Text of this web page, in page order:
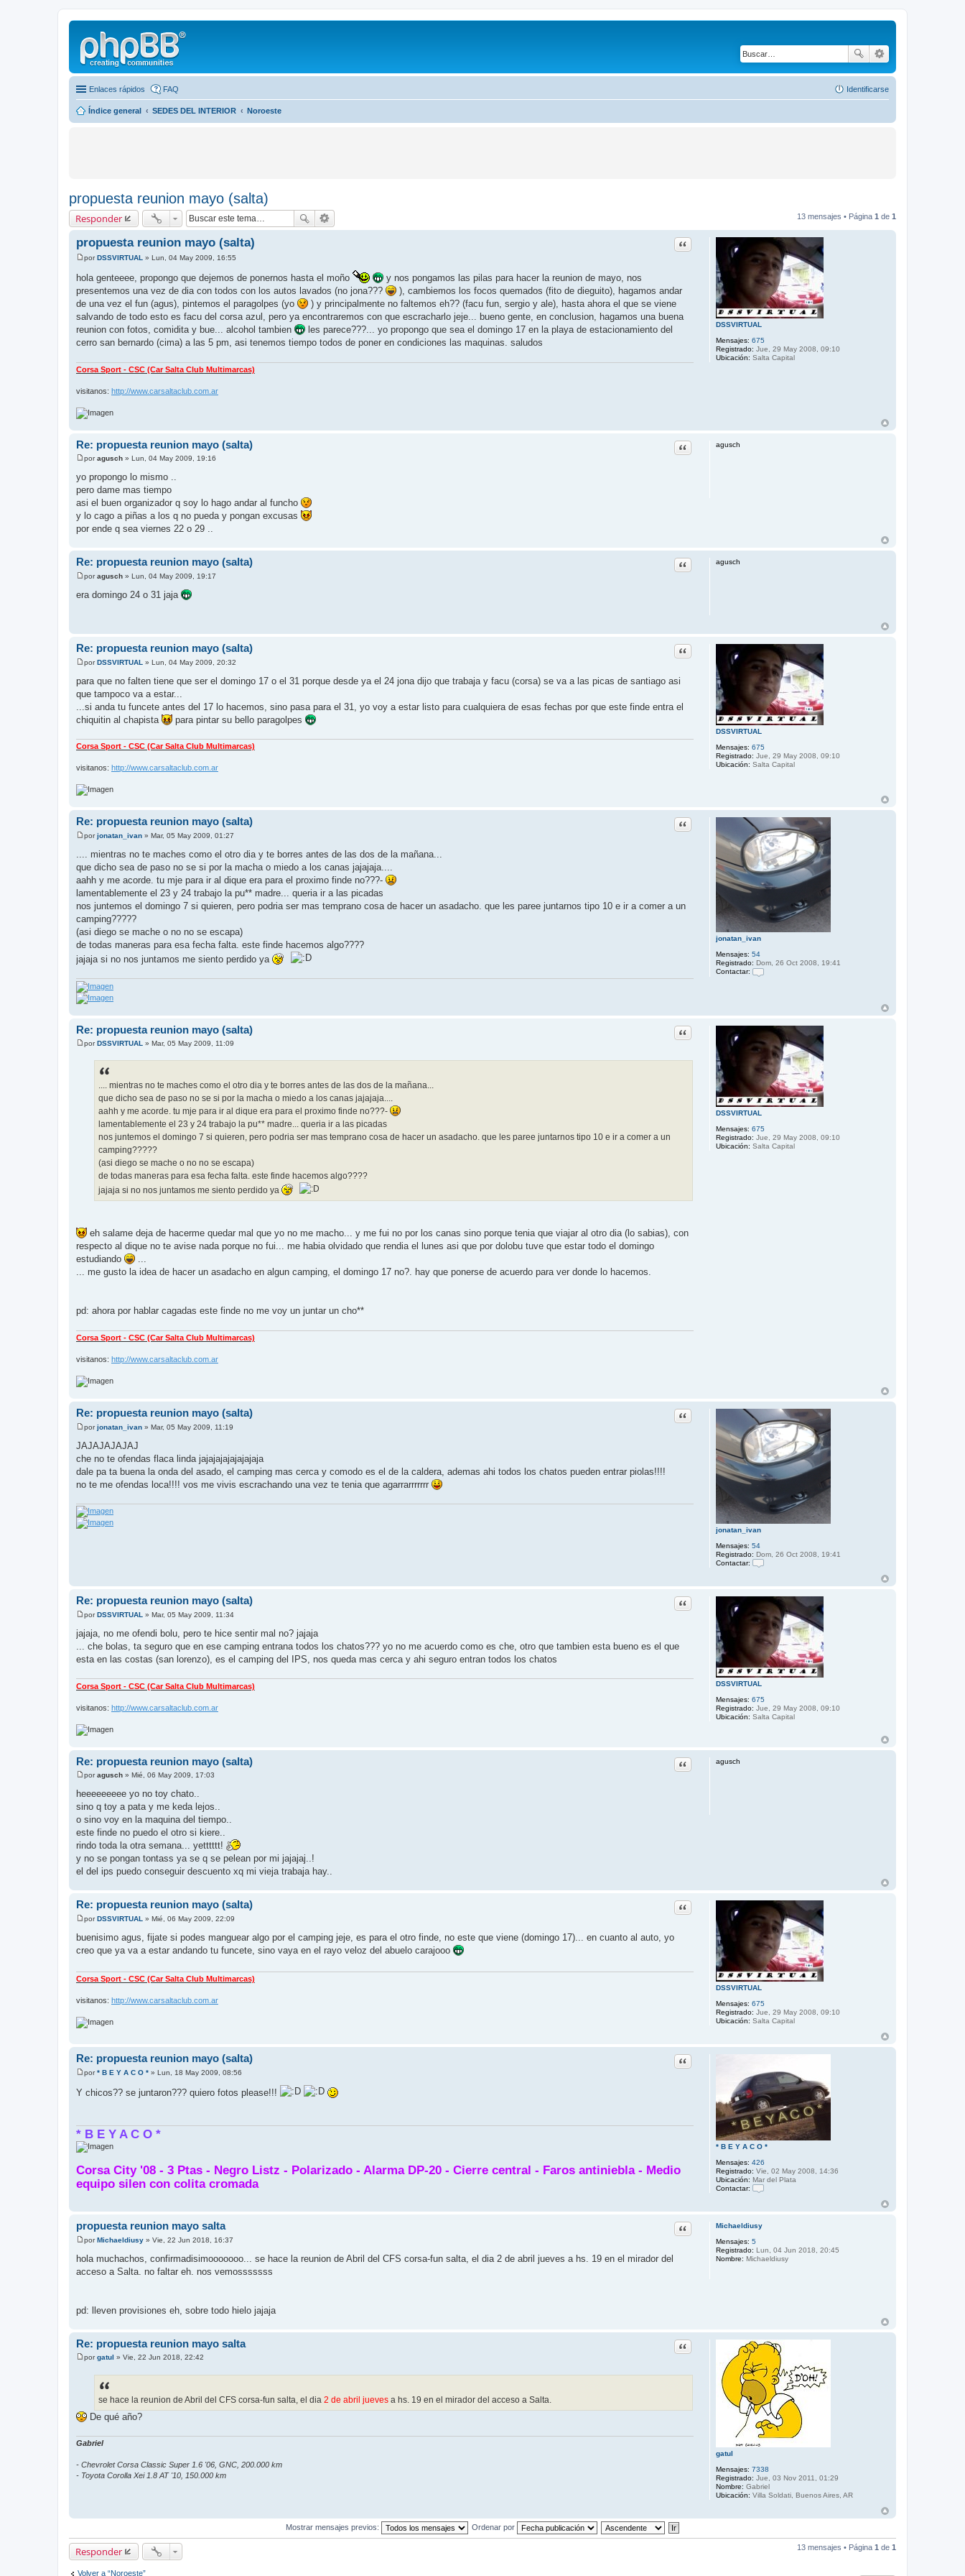
Enlaces rápidos FAQ Identificarse
Índice general SEDES DEL INTERIOR Noroeste
propuesta reunion mayo (salta)
Responder 13 mensajes • Página 1 de 1
DSSVIRTUAL
Mensajes: 675
Registrado: Jue, 29 May 2008, 09:10
Ubicación: Salta Capital
propuesta reunion mayo (salta) Citar
M
e
n
s
j
e
porDSSVIRTUAL » Lun, 04 May 2009, 16:55
hola genteeee, propongo que dejemos de ponernos hasta el moño
y nos pongamos las pilas para hacer la reunion de mayo, nos
presentemos una vez de dia con todos con los autos lavados (no jona???
), cambiemos los focos quemados (fito de dieguito), hagamos andar
de una vez el fun (agus), pintemos el paragolpes (yo
) y principalmente no faltemos eh?? (facu fun, sergio y ale), hasta ahora el que se viene
salvando de todo esto es facu del corsa azul, pero ya encontraremos con que escracharlo jeje... bueno gente, en conclusion, hagamos una buena
reunion con fotos, comidita y bue... alcohol tambien
les parece???... yo propongo que sea el domingo 17 en la playa de estacionamiento del
cerro san bernardo (cima) a las 5 pm, asi tenemos tiempo todos de poner en condiciones las maquinas. saludos
Corsa Sport - CSC (Car Salta Club Multimarcas)
visitanos: http://www.carsaltaclub.com.ar
agusch
Re: propuesta reunion mayo (salta) Citar
M
e
n
s
a
j
e
poragusch » Lun, 04 May 2009, 19:16
yo propongo lo mismo ..
pero dame mas tiempo
asi el buen organizador q soy lo hago andar al funcho
y lo cago a piñas a los q no pueda y pongan excusas
por ende q sea viernes 22 o 29 ..
agusch
Re: propuesta reunion mayo (salta) Citar
M
n
e
poragusch » Lun, 04 May 2009, 19:17
era domingo 24 o 31 jaja
DSSVIRTUAL
Mensajes: 675
Registrado: Jue, 29 May 2008, 09:10
Ubicación: Salta Capital
Re: propuesta reunion mayo (salta) Citar
M
n
s
j
e
porDSSVIRTUAL » Lun, 04 May 2009, 20:32
para que no falten tiene que ser el domingo 17 o el 31 porque desde ya el 24 jona dijo que trabaja y facu (corsa) se va a las picas de santiago asi
que tampoco va a estar...
...si anda tu funcete antes del 17 lo hacemos, sino pasa para el 31, yo voy a estar listo para cualquiera de esas fechas por que este finde entra el
chiquitin al chapista
para pintar su bello paragolpes
Corsa Sport - CSC (Car Salta Club Multimarcas)
visitanos: http://www.carsaltaclub.com.ar
jonatan_ivan
Mensajes: 54
Registrado: Dom, 26 Oct 2008, 19:41
Contactar:
a
t
a
o
n
t
a
i
v
a
Re: propuesta reunion mayo (salta) Citar
M
n
s
a
j
e
porjonatan_ivan » Mar, 05 May 2009, 01:27
.... mientras no te maches como el otro dia y te borres antes de las dos de la mañana...
que dicho sea de paso no se si por la macha o miedo a los canas jajajaja....
aahh y me acorde. tu mje para ir al dique era para el proximo finde no???-
lamentablemente el 23 y 24 trabajo la pu** madre... queria ir a las picadas
nos juntemos el domingo 7 si quieren, pero podria ser mas temprano cosa de hacer un asadacho. que les paree juntarnos tipo 10 e ir a comer a un
camping?????
(asi diego se mache o no no se escapa)
de todas maneras para esa fecha falta. este finde hacemos algo????
jajaja si no nos juntamos me siento perdido ya
DSSVIRTUAL
Mensajes: 675
Registrado: Jue, 29 May 2008, 09:10
Ubicación: Salta Capital
Re: propuesta reunion mayo (salta) Citar
M
porDSSVIRTUAL » Mar, 05 May 2009, 11:09
.... mientras no te maches como el otro dia y te borres antes de las dos de la mañana...
que dicho sea de paso no se si por la macha o miedo a los canas jajajaja....
aahh y me acorde. tu mje para ir al dique era para el proximo finde no???-
lamentablemente el 23 y 24 trabajo la pu** madre... queria ir a las picadas
nos juntemos el domingo 7 si quieren, pero podria ser mas temprano cosa de hacer un asadacho. que les paree juntarnos tipo 10 e ir a comer a un
camping?????
(asi diego se mache o no no se escapa)
de todas maneras para esa fecha falta. este finde hacemos algo????
jajaja si no nos juntamos me siento perdido ya
eh salame deja de hacerme quedar mal que yo no me macho... y me fui no por los canas sino porque tenia que viajar al otro dia (lo sabias), con
respecto al dique no te avise nada porque no fui... me habia olvidado que rendia el lunes asi que por dolobu tuve que estar todo el domingo
estudiando
...
... me gusto la idea de hacer un asadacho en algun camping, el domingo 17 no?. hay que ponerse de acuerdo para ver donde lo hacemos.
pd: ahora por hablar cagadas este finde no me voy un juntar un cho**
Corsa Sport - CSC (Car Salta Club Multimarcas)
visitanos: http://www.carsaltaclub.com.ar
jonatan_ivan
Mensajes: 54
Registrado: Dom, 26 Oct 2008, 19:41
Contactar:
t
c
a
r
j
o
n
a
n
_
i
Re: propuesta reunion mayo (salta) Citar
M
e
n
s
a
j
e
porjonatan_ivan » Mar, 05 May 2009, 11:19
JAJAJAJAJAJ
che no te ofendas flaca linda jajajajajajajajaja
dale pa ta buena la onda del asado, el camping mas cerca y comodo es el de la caldera, ademas ahi todos los chatos pueden entrar piolas!!!!
no te me ofendas loca!!!! vos me vivis escrachando una vez te tenia que agarrarrrrrrr
DSSVIRTUAL
Mensajes: 675
Registrado: Jue, 29 May 2008, 09:10
Ubicación: Salta Capital
Re: propuesta reunion mayo (salta) Citar
M
e
n
a
j
porDSSVIRTUAL » Mar, 05 May 2009, 11:34
jajaja, no me ofendi bolu, pero te hice sentir mal no? jajaja
... che bolas, ta seguro que en ese camping entrana todos los chatos??? yo no me acuerdo como es che, otro que tambien esta bueno es el que
esta en las costas (san lorenzo), es el camping del IPS, nos queda mas cerca y ahi seguro entran todos los chatos
Corsa Sport - CSC (Car Salta Club Multimarcas)
visitanos: http://www.carsaltaclub.com.ar
agusch
Re: propuesta reunion mayo (salta) Citar
M
n
s
j
e
poragusch » Mié, 06 May 2009, 17:03
heeeeeeeee yo no toy chato..
sino q toy a pata y me keda lejos..
o sino voy en la maquina del tiempo..
este finde no puedo el otro si kiere..
rindo toda la otra semana... yetttttt!
y no se pongan tontass ya se q se pelean por mi jajajaj..!
el del ips puedo conseguir descuento xq mi vieja trabaja hay..
DSSVIRTUAL
Mensajes: 675
Registrado: Jue, 29 May 2008, 09:10
Ubicación: Salta Capital
Re: propuesta reunion mayo (salta) Citar
M
n
s
e
porDSSVIRTUAL » Mié, 06 May 2009, 22:09
buenisimo agus, fijate si podes manguear algo por el camping jeje, es para el otro finde, no este que viene (domingo 17)... en cuanto al auto, yo
creo que ya va a estar andando tu funcete, sino vaya en el rayo veloz del abuelo carajooo
Corsa Sport - CSC (Car Salta Club Multimarcas)
visitanos: http://www.carsaltaclub.com.ar
* B E Y A C O *
Mensajes: 426
Registrado: Vie, 02 May 2008, 14:36
Ubicación: Mar del Plata
Contactar:
t
a
Re: propuesta reunion mayo (salta) Citar
M
n
e
por* B E Y A C O * » Lun, 18 May 2009, 08:56
Y chicos?? se juntaron??? quiero fotos please!!!
* B E Y A C O *
Corsa City '08 - 3 Ptas - Negro Listz - Polarizado - Alarma DP-20 - Cierre central - Faros antiniebla - Medio
equipo silen con colita cromada
Michaeldiusy
Mensajes: 5
Registrado: Lun, 04 Jun 2018, 20:45
Nombre: Michaeldiusy
propuesta reunion mayo salta Citar
M
e
n
s
porMichaeldiusy » Vie, 22 Jun 2018, 16:37
hola muchachos, confirmadisimooooooo... se hace la reunion de Abril del CFS corsa-fun salta, el dia 2 de abril jueves a hs. 19 en el mirador del
acceso a Salta. no faltar eh. nos vemosssssss
pd: lleven provisiones eh, sobre todo hielo jajaja
gatul
Mensajes: 7338
Registrado: Jue, 03 Nov 2011, 01:29
Nombre: Gabriel
Ubicación: Villa Soldati, Buenos Aires, AR
Re: propuesta reunion mayo salta Citar
e
porgatul » Vie, 22 Jun 2018, 22:42
se hace la reunion de Abril del CFS corsa-fun salta, el dia 2 de abril jueves a hs. 19 en el mirador del acceso a Salta.
De qué año?
Gabriel
- Chevrolet Corsa Classic Super 1.6 '06, GNC, 200.000 km
- Toyota Corolla Xei 1.8 AT '10, 150.000 km
Mostrar mensajes previos: Ordenar por
Responder 13 mensajes • Página 1 de 1
Volver a “Noroeste”